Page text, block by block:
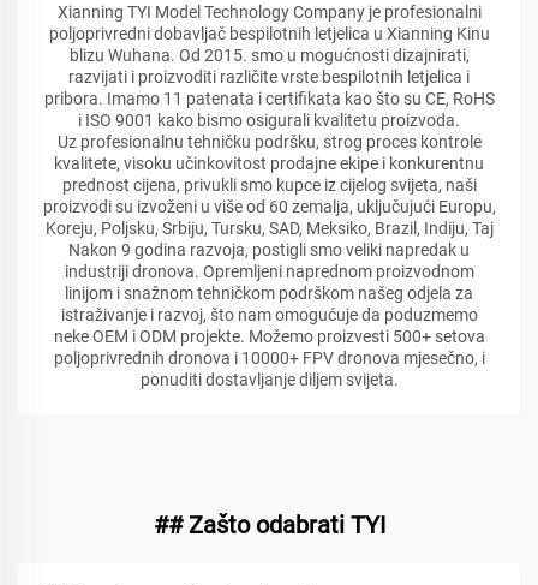
Xianning TYI Model Technology Company je profesionalni
poljoprivredni dobavljač bespilotnih letjelica u Xianning Kinu
blizu Wuhana. Od 2015. smo u mogućnosti dizajnirati,
razvijati i proizvoditi različite vrste bespilotnih letjelica i
pribora. Imamo 11 patenata i certifikata kao što su CE, RoHS
i ISO 9001 kako bismo osigurali kvalitetu proizvoda.
Uz profesionalnu tehničku podršku, strog proces kontrole
kvalitete, visoku učinkovitost prodajne ekipe i konkurentnu
prednost cijena, privukli smo kupce iz cijelog svijeta, naši
proizvodi su izvoženi u više od 60 zemalja, uključujući Europu,
Koreju, Poljsku, Srbiju, Tursku, SAD, Meksiko, Brazil, Indiju, Taj
Nakon 9 godina razvoja, postigli smo veliki napredak u
industriji dronova. Opremljeni naprednom proizvodnom
linijom i snažnom tehničkom podrškom našeg odjela za
istraživanje i razvoj, što nam omogućuje da poduzmemo
neke OEM i ODM projekte. Možemo proizvesti 500+ setova
poljoprivrednih dronova i 10000+ FPV dronova mjesečno, i
ponuditi dostavljanje diljem svijeta.
## Zašto odabrati TYI